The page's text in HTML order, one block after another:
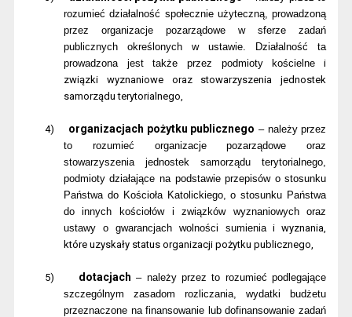
rozumieć działalność społecznie użyteczną, prowadzoną
przez organizacje pozarządowe w sferze zadań
publicznych określonych w ustawie. Działalność ta
prowadzona jest także przez podmioty kościelne
i
związki wyznaniowe oraz stowarzyszenia jednostek
samorządu terytorialnego,
4) organizacjach pożytku publicznego – należy przez
to rozumieć organizacje pozarządowe oraz
stowarzyszenia jednostek samorządu terytorialnego,
podmioty działające na podstawie przepisów o stosunku
Państwa do Kościoła Katolickiego, o stosunku Państwa
do innych kościołów i związków wyznaniowych oraz
ustawy o gwarancjach wolności sumienia i wyznania,
które uzyskały status organizacji pożytku publicznego,
5) dotacjach – należy przez to rozumieć podlegające
szczególnym zasadom rozliczania, wydatki budżetu
przeznaczone na finansowanie lub dofinansowanie zadań